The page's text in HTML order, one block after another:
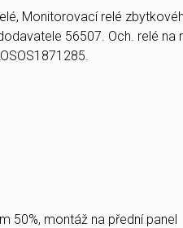
Monitorovací relé
56507. Och. relé na
50%, montáž na přední panel